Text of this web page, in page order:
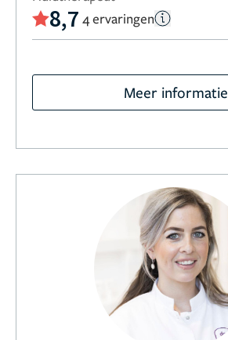
8,7 4 ervaringen
Meer informatie